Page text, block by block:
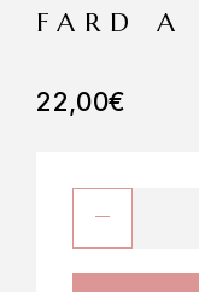
FARD A
22,00€